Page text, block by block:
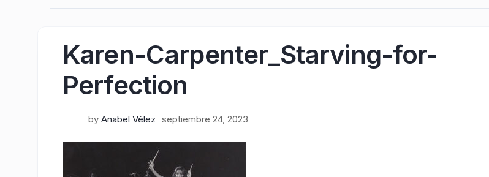
Karen-Carpenter_Starving-for-
Perfection
by Anabel Vélez septiembre 24, 2023